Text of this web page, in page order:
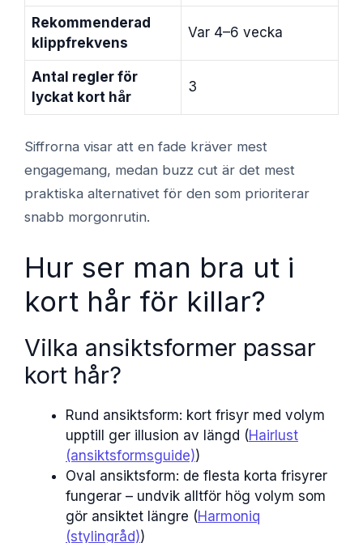
Rekommenderad
klippfrekvens
Var 4–6 vecka
Antal regler för
lyckat kort hår
3
Siffrorna visar att en fade kräver mest
engagemang, medan buzz cut är det mest
praktiska alternativet för den som prioriterar
snabb morgonrutin.
Hur ser man bra ut i
kort hår för killar?
Vilka ansiktsformer passar
kort hår?
Rund ansiktsform: kort frisyr med volym
upptill ger illusion av längd (Hairlust
(ansiktsformsguide))
Oval ansiktsform: de flesta korta frisyrer
fungerar – undvik alltför hög volym som
gör ansiktet längre (Harmoniq
(stylingråd))